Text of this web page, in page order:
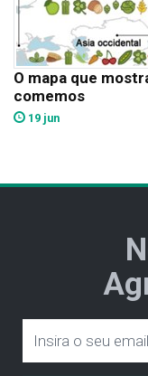
O mapa que
comemos
19 jun